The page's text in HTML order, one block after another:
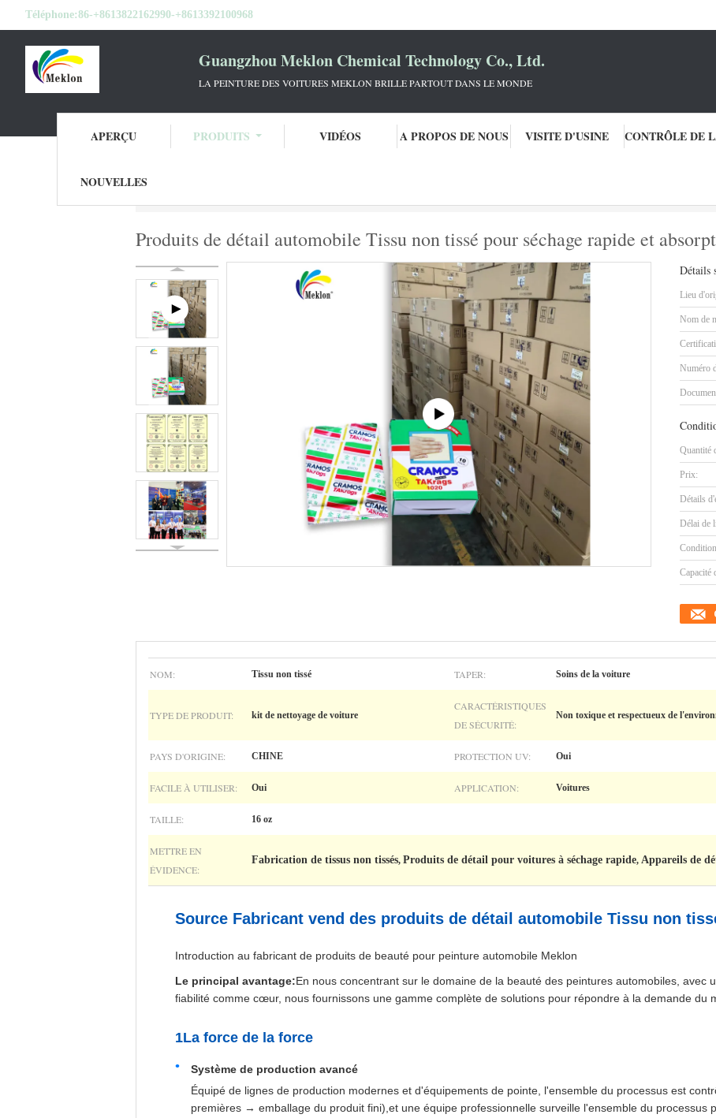
Téléphone:86-+8613822162990-+8613392100968
Guangzhou Meklon Chemical Technology Co., Ltd.
LA PEINTURE DES VOITURES MEKLON BRILLE PARTOUT DANS LE MONDE
APERÇU PRODUITS VIDÉOS A PROPOS DE NOUS VISITE D'USINE
NOUVELLES
Produits de détail automobile Tissu non tissé pour séchage rapide et
Détails
Lieu
Nom de
Numéro
Quantité
Prix:
Détails
Délai de
Capacité
NOM: Tissu non tissé TAPER: Soins de la voiture
TYPE DE PRODUIT: kit de nettoyage de voiture
CARACTÉRISTIQUES
DE SÉCURITÉ:
Non toxique et respectueux de
PAYS D'ORIGINE: CHINE PROTECTION UV: Oui
FACILE À UTILISER: Oui APPLICATION: Voitures
TAILLE: 16 oz
METTRE EN
ÉVIDENCE:
Fabrication de tissus non tissés, Produits de détail pour voitures à séchage rapide, Appareils de
Source Fabricant vend des produits de détail automobile Tissu non
Introduction au fabricant de produits de beauté pour peinture automobile Meklon
Le principal avantage:En nous concentrant sur le domaine de la beauté des peintures automobiles, avec
fiabilité comme cœur, nous fournissons une gamme complète de solutions pour répondre à la demande du
1La force de la force
Système de production avancé
Équipé de lignes de production modernes et d'équipements de pointe, l'ensemble du processus est
premières → emballage du produit fini),et une équipe professionnelle surveille l'ensemble du processus